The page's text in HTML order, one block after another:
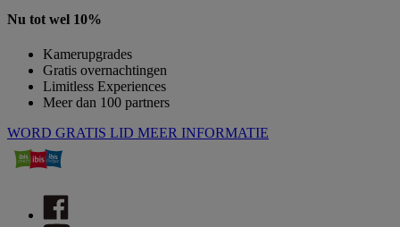
Nu tot wel 10%
Kamerupgrades
Gratis overnachtingen
Limitless Experiences
Meer dan 100 partners
WORD GRATIS LID MEER INFORMATIE